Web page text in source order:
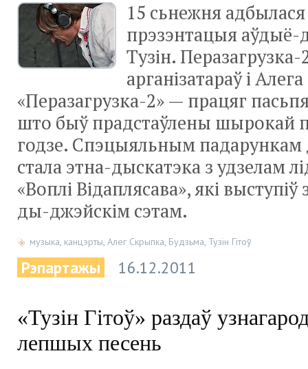
15 сьнежня
прэзэнтацыя аўдыё-
Тузін. Перазагрузка-
арганізатараў і
«Перазагрузка-2» — працяг
што быў прадстаўлены шырокай
годзе. Спэцыяльным падарункам
стала этна-дыскатэка з удзелам
«Воплі Відаплясава», які
ды-джэйскім сэтам.
музыка, канцэрты, Алег Скрыпка, Будзьма, Тузін Гітоў
Рэпартажы 16.12.2011
«Тузін Гітоў» раздаў
лепшых песень